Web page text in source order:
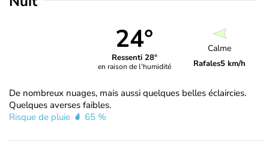
24°
Ressenti 28°
en raison de l'humidité
Calme
Rafales5 km/h
De nombreux nuages, mais aussi quelques belles éclaircies.
Quelques averses faibles.
Risque de pluie
65 %